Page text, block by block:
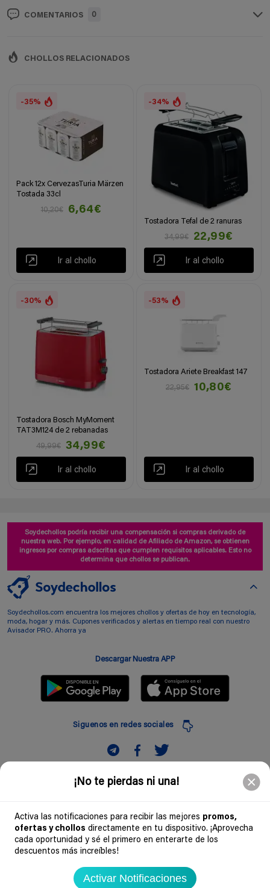
¡No te pierdas ni una!
Activa las notificaciones para recibir las mejores promos,
ofertas y chollos directamente en tu dispositivo. ¡Aprovecha
cada oportunidad y sé el primero en enterarte de los
descuentos más increíbles!
Activar Notificaciones
COMENTARIOS 0
CHOLLOS RELACIONADOS
-35%
Pack 12x CervezasTuria Märzen
Tostada 33cl
10,20€
6,64€
Ir al chollo
-34%
Tostadora Tefal de 2 ranuras
34,99€
22,99€
Ir al chollo
-30%
Tostadora Bosch MyMoment
TAT3M124 de 2 rebanadas
49,99€
34,99€
Ir al chollo
-53%
Tostadora Ariete Breakfast 147
22,95€
10,80€
Ir al chollo
Soydechollos podría recibir una compensación si compras derivado de
nuestra web. Por ejemplo, en calidad de Afiliado de Amazon, se obtienen
ingresos por compras adscritas que cumplen requisitos aplicables. Esto no
determina que chollos se publican.
Soydechollos.com encuentra los mejores chollos y ofertas de hoy en tecnología,
moda, hogar y más. Cupones verificados y alertas en tiempo real con nuestro
Avisador PRO. Ahorra ya
Descargar Nuestra APP
Siguenos en redes sociales
Suscribir
Soydechollos 2026 - Todos los derechos reservados